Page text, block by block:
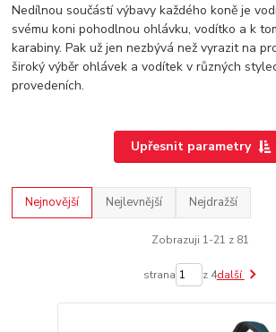
Nedílnou součástí výbavy každého koně je
svému koni pohodlnou ohlávku, vodítko a k
karabiny. Pak už jen nezbývá než vyrazit na
široký výběr ohlávek a vodítek v různých
provedeních.
Upřesnit parametry
Nejnovější Nejlevnější Nejdražší
Zobrazuji 1-21 z 81
strana z 4další